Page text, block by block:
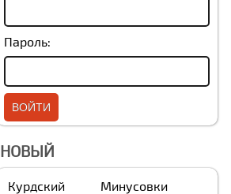
Пароль:
НОВЫЙ
Курдский
Минусовки